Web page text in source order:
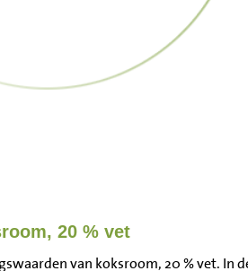
20 % vet
van koksroom, 20 % vet. In